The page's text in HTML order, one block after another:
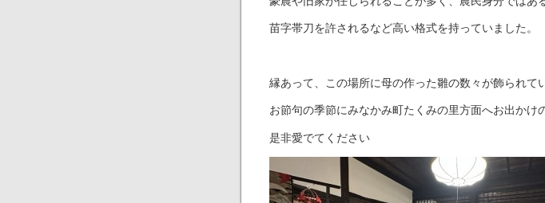
苗字帯刀を許されるなど高い格式を持っていました。
縁あって、この場所に母の作った雛の数々が飾られて
お節句の季節にみなかみ町たくみの里方面へお出かけ
是非愛でてください